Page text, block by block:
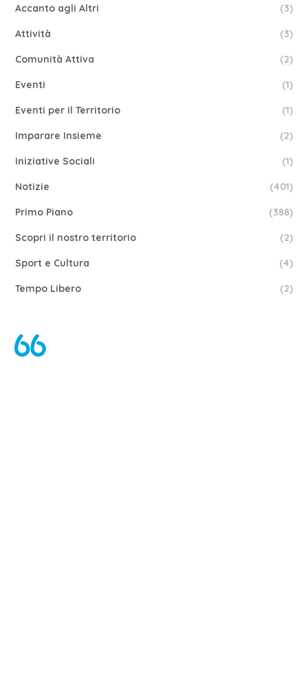
Accanto agli Altri (3)
Attività (3)
Comunità Attiva (2)
Eventi (1)
Eventi per il Territorio (1)
Imparare Insieme (2)
Iniziative Sociali (1)
Notizie (401)
Primo Piano (388)
Scopri il nostro territorio (2)
Sport e Cultura (4)
Tempo Libero (2)